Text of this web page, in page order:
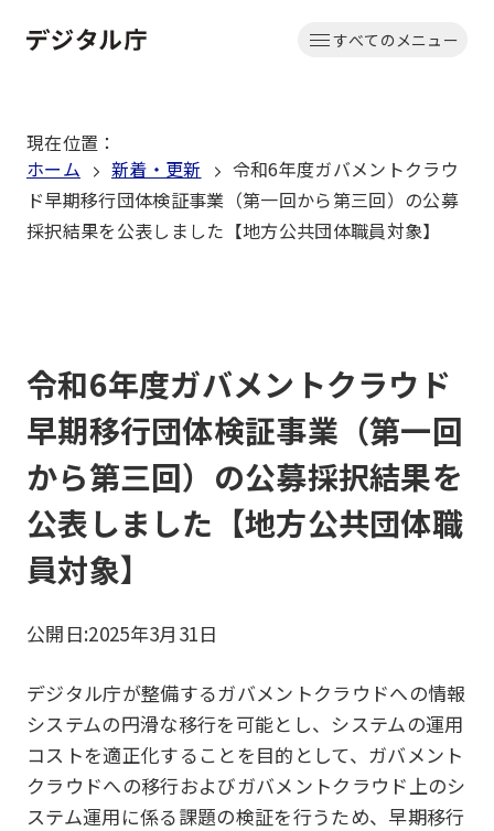
文
動
すべてのメニュー
現在位置 ：
ホーム
新着・更新
令和6年度ガバメントクラウ
ド早期移行団体検証事業（第一回から第三回）の公募
採択結果を公表しました【地方公共団体職員対象】
令和6年度ガバメントクラウド
早期移行団体検証事業（第一回
から第三回）の公募採択結果を
公表しました【地方公共団体職
員対象】
公開日:2025年3月31日
デジタル庁が整備するガバメントクラウドへの情報
システムの円滑な移行を可能とし、システムの運用
コストを適正化することを目的として、ガバメント
クラウドへの移行およびガバメントクラウド上のシ
ステム運用に係る課題の検証を行うため、早期移行